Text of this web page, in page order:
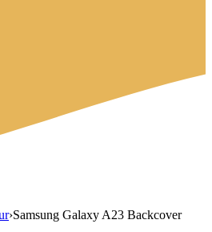
›Samsung Galaxy A23 Backcover